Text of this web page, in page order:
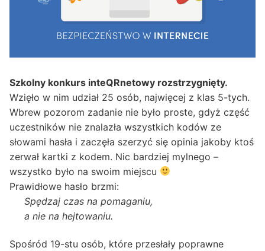
Szkolny konkurs inteQRnetowy rozstrzygnięty.
Wzięło w nim udział 25 osób, najwięcej z klas 5-tych.
Wbrew pozorom zadanie nie było proste, gdyż część
uczestników nie znalazła wszystkich kodów ze
słowami hasła i zaczęła szerzyć się opinia jakoby ktoś
zerwał kartki z kodem. Nic bardziej mylnego –
wszystko było na swoim miejscu
Prawidłowe hasło brzmi:
Spędzaj czas na pomaganiu,
a nie na hejtowaniu.
Spośród 19-stu osób, które przesłały poprawne